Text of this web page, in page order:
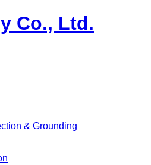
Co., Ltd.
& Grounding